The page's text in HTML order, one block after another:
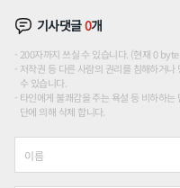
기사댓글0개
200자까지 쓰실 수 있습니다. (현재 0
저작권 등 다른 사람의 권리를 침해하거
수 있습니다.
타인에게 불쾌감을 주는 욕설 등 비하하
단에 의해 삭제 합니다.